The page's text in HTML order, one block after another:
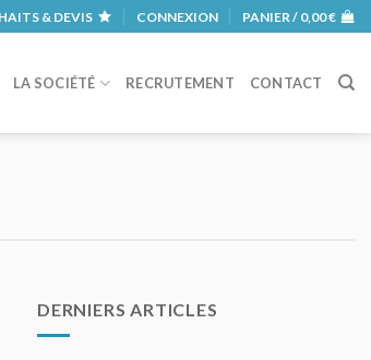
& DEVIS CONNEXION PANIER / 0,00€
LA SOCIÉTÉ RECRUTEMENT CONTACT
DERNIERS ARTICLES